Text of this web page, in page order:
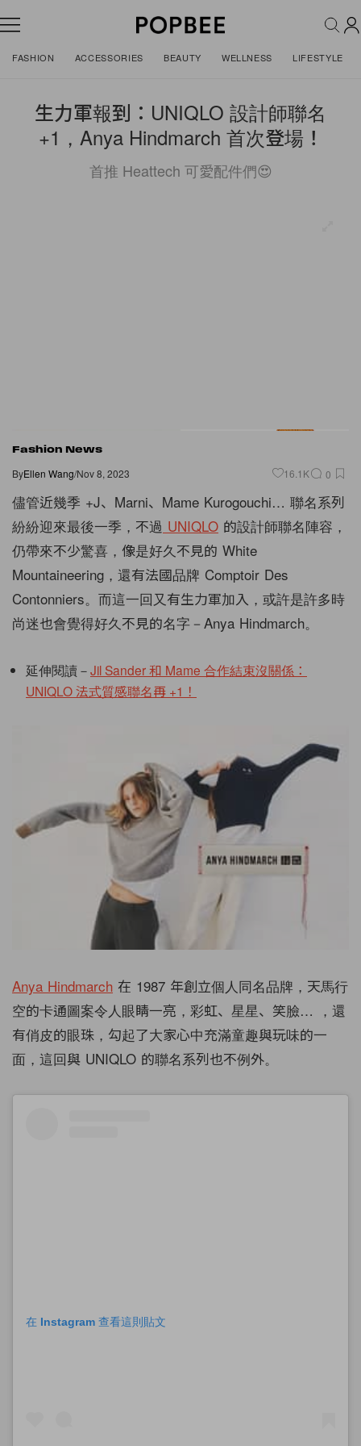
FASHION ACCESSORIES BEAUTY WELLNESS LIFESTYLE
生力軍報到：UNIQLO 設計師聯名
+1，Anya Hindmarch 首次登場！
首推 Heattech 可愛配件們😍
Fashion News
ByEllen Wang/Nov 8, 2023 16.1K 0
儘管近幾季 +J、Marni、Mame Kurogouchi… 聯名系列
紛紛迎來最後一季，不過 UNIQLO 的設計師聯名陣容，
仍帶來不少驚喜，像是好久不見的 White
Mountaineering，還有法國品牌 Comptoir Des
Contonniers。而這一回又有生力軍加入，或許是許多時
尚迷也會覺得好久不見的名字－Anya Hindmarch。
延伸閱讀－Jil Sander 和 Mame 合作結束沒關係：
UNIQLO 法式質感聯名再 +1！
Anya Hindmarch 在 1987 年創立個人同名品牌，天馬行
空的卡通圖案令人眼睛一亮，彩虹、星星、笑臉… ，還
有俏皮的眼珠，勾起了大家心中充滿童趣與玩味的一
面，這回與 UNIQLO 的聯名系列也不例外。
在 Instagram 查看這則貼文